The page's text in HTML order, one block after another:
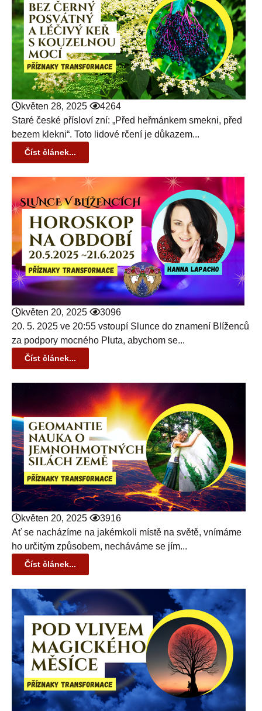
květen 28, 2025
4264
Staré české přísloví zní: „Před heřmánkem smekni, před
bezem klekni“. Toto lidové rčení je důkazem...
Číst článek...
květen 20, 2025
3096
20. 5. 2025 ve 20:55 vstoupí Slunce do znamení Blíženců
za podpory mocného Pluta, abychom se...
Číst článek...
květen 20, 2025
3916
Ať se nacházíme na jakémkoli místě na světě, vnímáme
ho určitým způsobem, necháváme se jím...
Číst článek...